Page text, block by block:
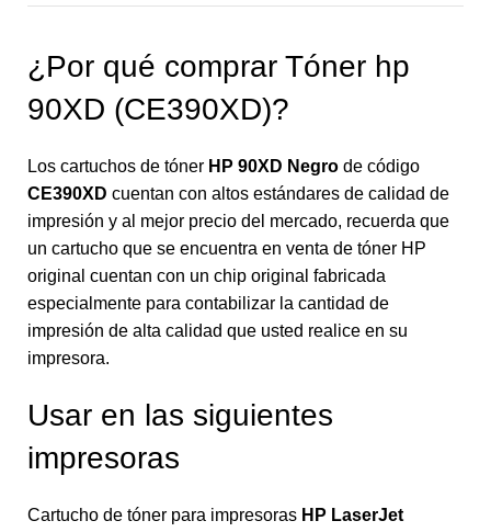
¿Por qué comprar Tóner hp
90XD (CE390XD)?
Los cartuchos de tóner HP 90XD Negro de código
CE390XD cuentan con altos estándares de calidad de
impresión y al mejor precio del mercado, recuerda que
un cartucho que se encuentra en venta de tóner HP
original cuentan con un chip original fabricada
especialmente para contabilizar la cantidad de
impresión de alta calidad que usted realice en su
impresora.
Usar en las siguientes
impresoras
Cartucho de tóner para impresoras HP LaserJet